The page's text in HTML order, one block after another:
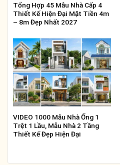
Tổng Hợp 45 Mẫu Nhà Cấp 4
Thiết Kế Hiện Đại Mặt Tiền 4m
– 8m Đẹp Nhất 2027
VIDEO 1000 Mẫu Nhà Ống 1
Trệt 1 Lầu, Mẫu Nhà 2 Tầng
Thiết Kế Đẹp Hiện Đại